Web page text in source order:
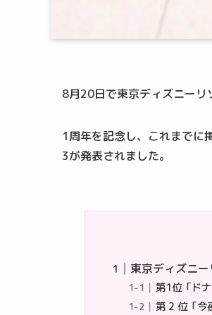
8月20日で東京ディズニーリ
1周年を記念し、これまでに
3が発表されました。
東京ディズニ
第1位「ド
第 2 位「今